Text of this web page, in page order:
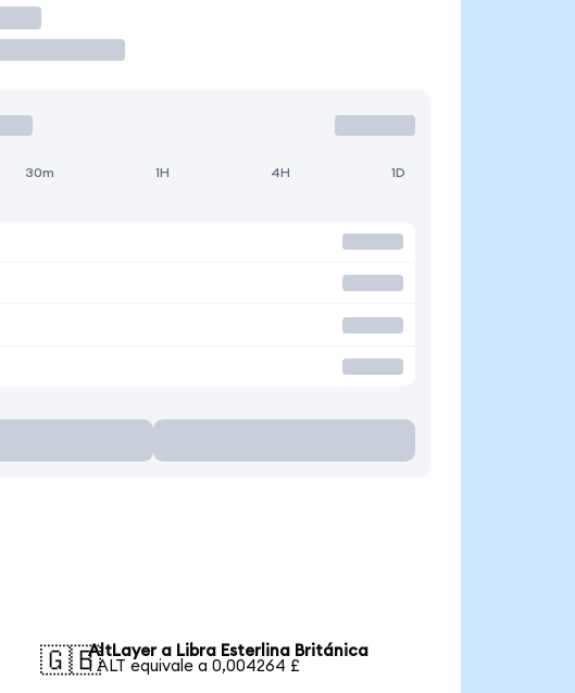
30m 1H 4H 1D
🇬🇧AltLayer a Libra Esterlina Británica
1 ALT equivale a 0,004264 £